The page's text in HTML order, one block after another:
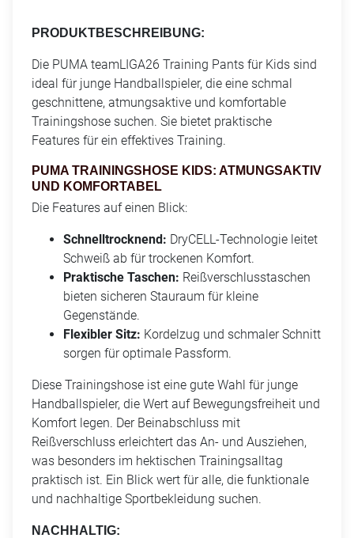
PRODUKTBESCHREIBUNG:
Die PUMA teamLIGA26 Training Pants für Kids sind
ideal für junge Handballspieler, die eine schmal
geschnittene, atmungsaktive und komfortable
Trainingshose suchen. Sie bietet praktische
Features für ein effektives Training.
PUMA TRAININGSHOSE KIDS: ATMUNGSAKTIV
UND KOMFORTABEL
Die Features auf einen Blick:
Schnelltrocknend: DryCELL-Technologie leitet
Schweiß ab für trockenen Komfort.
Praktische Taschen: Reißverschlusstaschen
bieten sicheren Stauraum für kleine
Gegenstände.
Flexibler Sitz: Kordelzug und schmaler Schnitt
sorgen für optimale Passform.
Diese Trainingshose ist eine gute Wahl für junge
Handballspieler, die Wert auf Bewegungsfreiheit und
Komfort legen. Der Beinabschluss mit
Reißverschluss erleichtert das An- und Ausziehen,
was besonders im hektischen Trainingsalltag
praktisch ist. Ein Blick wert für alle, die funktionale
und nachhaltige Sportbekleidung suchen.
NACHHALTIG: